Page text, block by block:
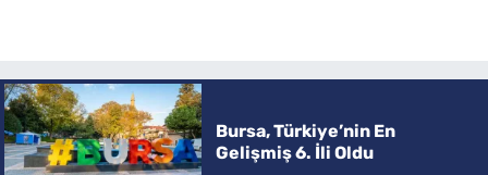
Bursa, Türkiye’nin En
Gelişmiş 6. İli Oldu